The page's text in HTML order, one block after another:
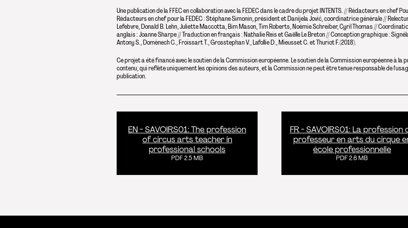
Une publication de la FFEC en collaboration avec la FEDEC dans le cadre du projet INTENTS. // Rédacteurs en chef
Rédacteurs en chef pour la FEDEC : Stéphane Simonin, président et Danijela Jović, coordinatrice générale //
Lefebvre, Donald B. Lehn, Juliette Maccotta, Bim Mason, Tim Roberts, Noémie Schreiber, Cyril Thomas //
anglais : Joanne Sharpe // Traduction en français : Nathalie Reis et Gaëlle Le Breton // Conception graphique :
Antony S., Domènech C., Froissart T., Grosstephan V., Lafollie D., Mieusset C. et Thuriot F.(2018).
Ce projet a été financé avec le soutien de la Commission européenne. Le soutien de la Commission européenne à
contenu, qui reflète uniquement les opinions des auteurs, et la Commission ne peut être tenue responsable de
publication.
EN - SAVOIRS01: The profession
of circus arts teacher in
professional schools
PDF 2.5 MB
FR - SAVOIRS01: La profession
professeur en arts du cirque
école professionnelle
PDF 2.6 MB